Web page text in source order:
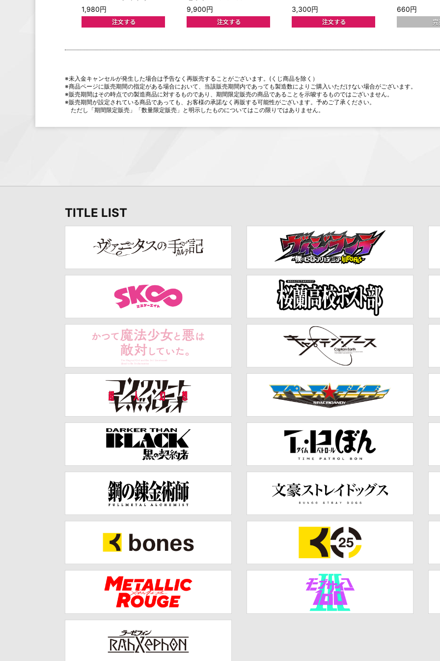
1,980円
9,900円
3,300円 660円
※未入金キャンセルが発生した場合は予告なく再販売することがございます。(くじ商品を除く）
※商品ページに販売期間の指定がある場合において、当該販売期間内であっても製造数によりご購入いただけない場合がございます。
※販売期間はその時点での製造商品に対するものであり、期間限定販売の商品であることを示唆するものではございません。
※販売期間が設定されている商品であっても、お客様の承諾なく再販する可能性がございます。予めご了承ください。
ただし「期間限定販売」「数量限定販売」と明示したものについてはこの限りではありません。
TITLE LIST